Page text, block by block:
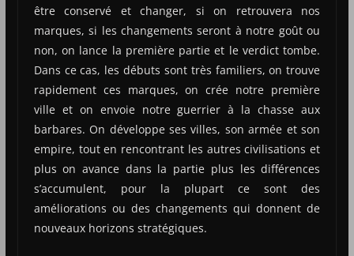
être conservé et changer, si on retrouvera nos
marques, si les changements seront à notre goût ou
non, on lance la première partie et le verdict tombe.
Dans ce cas, les débuts sont très familiers, on trouve
rapidement ces marques, on crée notre première
ville et on envoie notre guerrier à la chasse aux
barbares. On développe ses villes, son armée et son
empire, tout en rencontrant les autres civilisations et
plus on avance dans la partie plus les différences
s’accumulent, pour la plupart ce sont des
améliorations ou des changements qui donnent de
nouveaux horizons stratégiques.